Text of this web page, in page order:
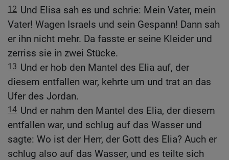
12 Und Elisa sah es und schrie: Mein Vater, mein
Vater! Wagen Israels und sein Gespann! Dann sah
er ihn nicht mehr. Da fasste er seine Kleider und
zerriss sie in zwei Stücke.
13 Und er hob den Mantel des Elia auf, der
diesem entfallen war, kehrte um und trat an das
Ufer des Jordan.
14 Und er nahm den Mantel des Elia, der diesem
entfallen war, und schlug auf das Wasser und
sagte: Wo ist der Herr, der Gott des Elia? Auch er
schlug also auf das Wasser, und es teilte sich